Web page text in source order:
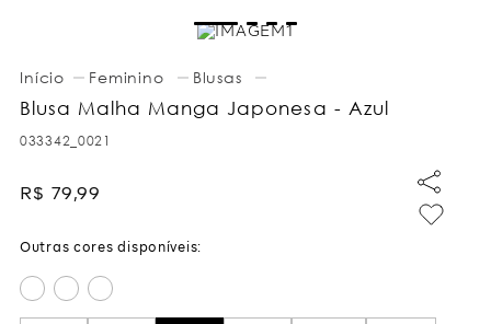
Feminino Blusas
Blusa Malha Manga Japonesa - Azul
033342_0021
R$ 79,99